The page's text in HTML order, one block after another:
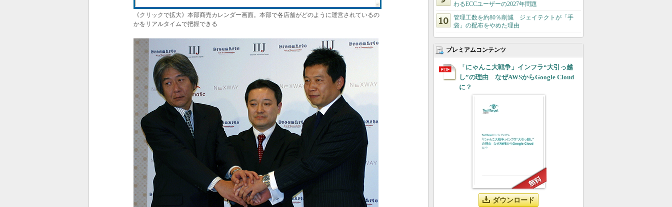
《クリックで拡大》本部商売カレンダー画面。本部で各店舗がどのように運営されているの
かをリアルタイムで把握できる
わるECCユーザーの2027年問題
管理工数を約80％削減 ジェイテクトが「手
袋」の配布をやめた理由
プレミアムコンテンツ
「にゃんこ大戦争」インフラ“大引っ越
し”の理由 なぜAWSからGoogle Cloud
に？
ダウンロード